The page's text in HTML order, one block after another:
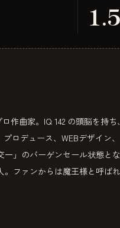
作曲家。IQ 142 の頭脳を持
ロデュース、WEBデザイン
」のバーゲンセール状態と
ファンからは魔王様と呼ばれ